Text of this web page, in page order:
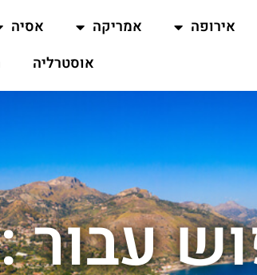
אירופה אמריקה אסיה
אוסטרליה
עבור